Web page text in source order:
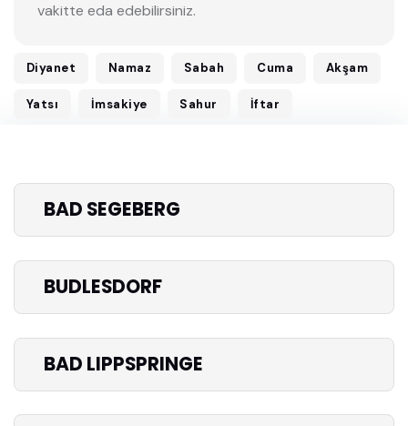
vakitte eda edebilirsiniz.
Diyanet Namaz Sabah Cuma Akşam
Yatsı İmsakiye Sahur İftar
BAD SEGEBERG
BUDLESDORF
BAD LIPPSPRINGE